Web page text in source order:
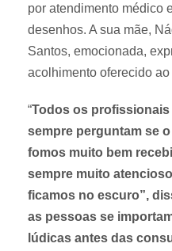
por atendimento médico
desenhos. A sua mãe,
Santos, emocionada,
acolhimento oferecido ao
“Todos os
sempre perguntam se
fomos muito bem
sempre muito
ficamos no escuro”,
as pessoas se
lúdicas antes das